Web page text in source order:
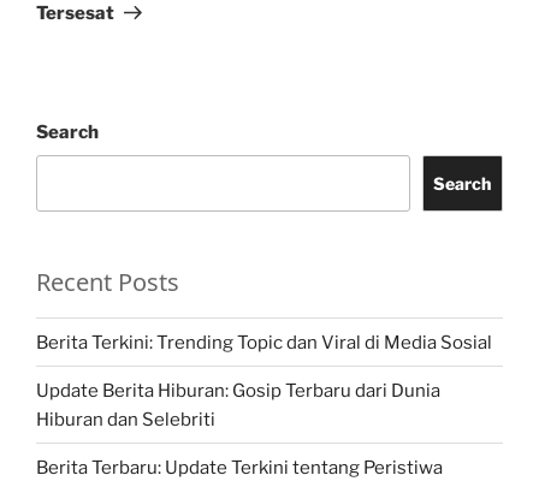
Tersesat
Search
Search
Recent Posts
Berita Terkini: Trending Topic dan Viral di Media Sosial
Update Berita Hiburan: Gosip Terbaru dari Dunia
Hiburan dan Selebriti
Berita Terbaru: Update Terkini tentang Peristiwa